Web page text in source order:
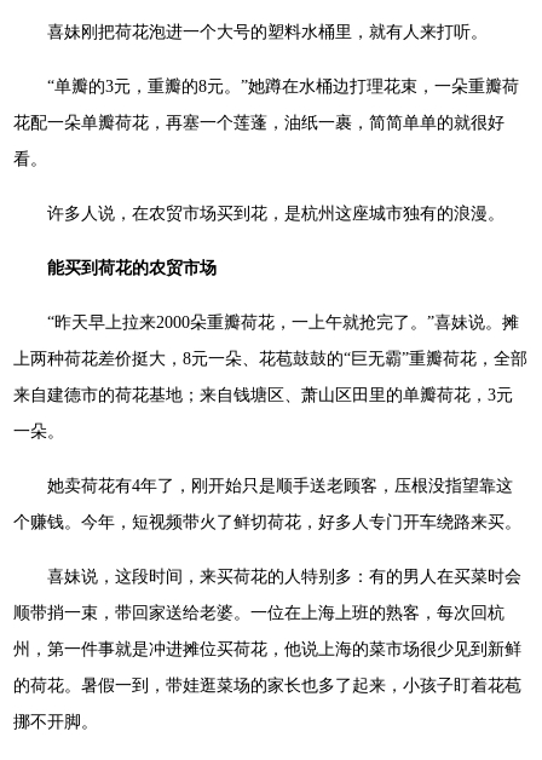
喜妹刚把荷花泡进一个大号的塑料水桶里，就有人来打听。
“单瓣的3元，重瓣的8元。”她蹲在水桶边打理花束，一朵重瓣荷
花配一朵单瓣荷花，再塞一个莲蓬，油纸一裹，简简单单的就很好
看。
许多人说，在农贸市场买到花，是杭州这座城市独有的浪漫。
能买到荷花的农贸市场
“昨天早上拉来2000朵重瓣荷花，一上午就抢完了。”喜妹说。摊
上两种荷花差价挺大，8元一朵、花苞鼓鼓的“巨无霸”重瓣荷花，全部
来自建德市的荷花基地；来自钱塘区、萧山区田里的单瓣荷花，3元
一朵。
她卖荷花有4年了，刚开始只是顺手送老顾客，压根没指望靠这
个赚钱。今年，短视频带火了鲜切荷花，好多人专门开车绕路来买。
喜妹说，这段时间，来买荷花的人特别多：有的男人在买菜时会
顺带捎一束，带回家送给老婆。一位在上海上班的熟客，每次回杭
州，第一件事就是冲进摊位买荷花，他说上海的菜市场很少见到新鲜
的荷花。暑假一到，带娃逛菜场的家长也多了起来，小孩子盯着花苞
挪不开脚。